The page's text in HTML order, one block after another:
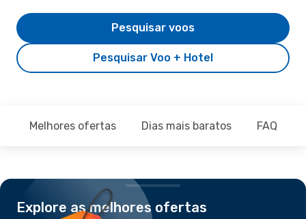
Pesquisar Voo + Hotel
Pesquisar voos
Melhores ofertas Dias mais baratos FAQ
Explore as melhores ofertas